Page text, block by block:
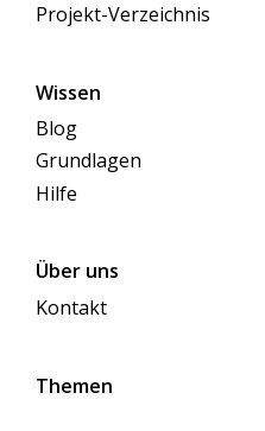
Projekt-Verzeichnis
Wissen
Blog
Grundlagen
Hilfe
Über uns
Kontakt
Themen